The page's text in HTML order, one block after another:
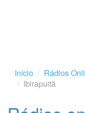
Início Rádios
Ibirapuitã